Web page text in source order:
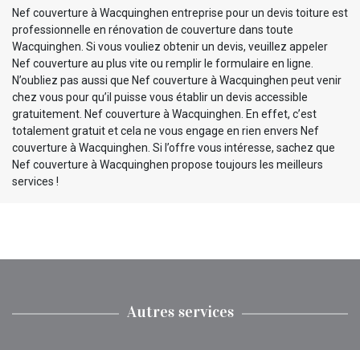
Nef couverture à Wacquinghen entreprise pour un devis toiture est
professionnelle en rénovation de couverture dans toute
Wacquinghen. Si vous vouliez obtenir un devis, veuillez appeler
Nef couverture au plus vite ou remplir le formulaire en ligne.
N’oubliez pas aussi que Nef couverture à Wacquinghen peut venir
chez vous pour qu’il puisse vous établir un devis accessible
gratuitement. Nef couverture à Wacquinghen. En effet, c’est
totalement gratuit et cela ne vous engage en rien envers Nef
couverture à Wacquinghen. Si l’offre vous intéresse, sachez que
Nef couverture à Wacquinghen propose toujours les meilleurs
services !
Autres services